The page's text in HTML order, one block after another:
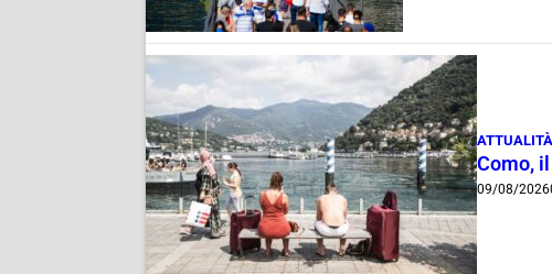
ATTUALITÀ
Como,
09/08/2026